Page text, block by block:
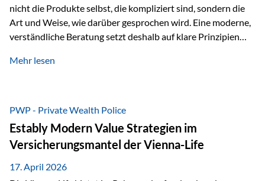
nicht die Produkte selbst, die kompliziert sind, sondern die
Art und Weise, wie darüber gesprochen wird. Eine moderne,
verständliche Beratung setzt deshalb auf klare Prinzipien
fünf zentrale Faktoren: eine saubere Struktur, breite
diesem Thema liefern unter anderem die praxisnahen
Ansätze von Finanzexperte Klaus Rost, der seit vielen Jahren
für eine verständliche und…
Mehr lesen
PWP - Private Wealth Police
Estably Modern Value Strategien im
Versicherungsmantel der Vienna-Life
17. April 2026